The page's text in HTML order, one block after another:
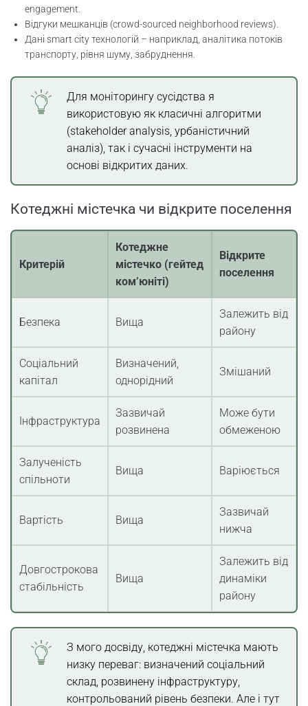
engagement.
Відгуки мешканців (crowd-sourced neighborhood reviews).
Дані smart city технологій – наприклад, аналітика потоків
транспорту, рівня шуму, забруднення.
Для моніторингу сусідства я
використовую як класичні алгоритми
(stakeholder analysis, урбаністичний
аналіз), так і сучасні інструменти на
основі відкритих даних.
Котеджні містечка чи відкрите поселення
Критерій
Котеджне
містечко (гейтед
ком’юніті)
Відкрите
поселення
Безпека Вища
Залежить від
району
Соціальний
капітал
Визначений,
однорідний
Змішаний
Інфраструктура
Зазвичай
розвинена
Може бути
обмеженою
Залученість
спільноти
Вища Варіюється
Вартість Вища
Зазвичай
нижча
Довгострокова
стабільність
Вища
Залежить від
динаміки
району
З мого досвіду, котеджні містечка мають
низку переваг: визначений соціальний
склад, розвинену інфраструктуру,
контрольований рівень безпеки. Але і тут